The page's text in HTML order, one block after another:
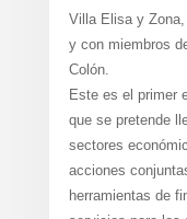
Villa Elisa y
y con miembros
Colón.
Este es el primer
que se pretende
sectores
acciones
herramientas de